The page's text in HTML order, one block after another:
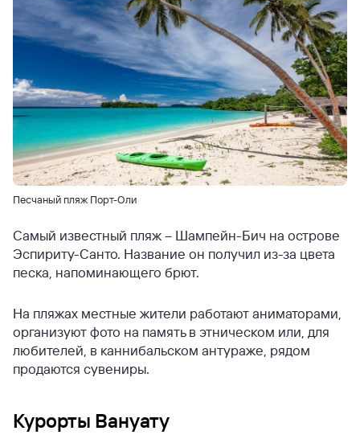
Песчаный пляж Порт-Оли
Самый известный пляж – Шампейн-Бич на острове
Эспириту-Санто. Название он получил из-за цвета
песка, напоминающего брют.
На пляжах местные жители работают аниматорами,
организуют фото на память в этническом или, для
любителей, в каннибальском антураже, рядом
продаются сувениры.
Курорты Вануату